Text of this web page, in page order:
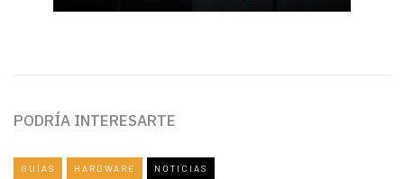
PODRÍA INTERESARTE
GUÍAS HARDWARE NOTICIAS